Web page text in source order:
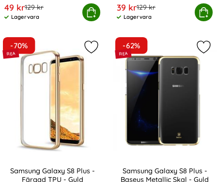
rea pris
49 krtidigare pris
129 kr
Tillgänglighet:
Lagervara
Köp
Samsung Galaxy S8 Plus - Färgad TPU - Grå
rea pris
39 krtidigare pris
129 kr
Tillgänglighet:
Lagervara
Köp
Samsung Galaxy S8 Plus
-70%
Samsung Galaxy S8 Plus -
Färgad TPU - Guld
Markera samsung Galaxy S8 Plus
-62%
Samsung Galaxy S8 Plus -
Baseus Metallic Skal - Guld